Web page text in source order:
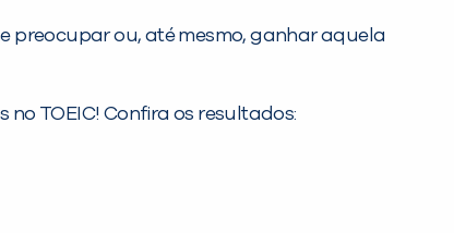
preocupar ou, até mesmo, ganhar aquela
TOEIC! Confira os resultados: